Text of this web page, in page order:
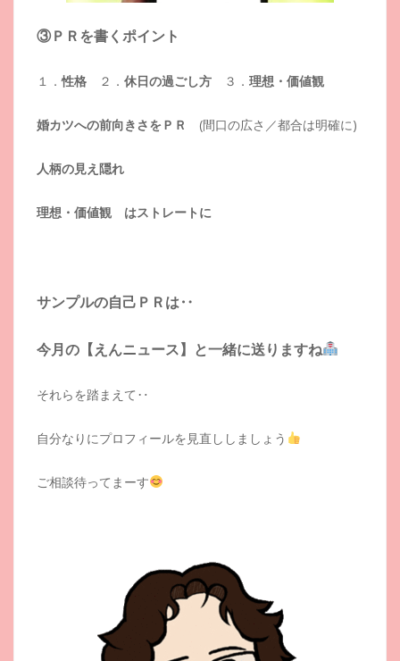
③ＰＲを書くポイント
１．性格 ２． 休日の過ごし方 ３． 理想・価値観
婚カツへの前向きさをＰＲ (間口の広さ／都合は明確に)
人柄の見え隠れ
理想・価値観 はストレートに
サンプルの自己ＰＲは‥
今月の【えんニュース】と一緒に送りますね
それらを踏まえて‥
自分なりにプロフィールを見直ししましょう
ご相談待ってまーす